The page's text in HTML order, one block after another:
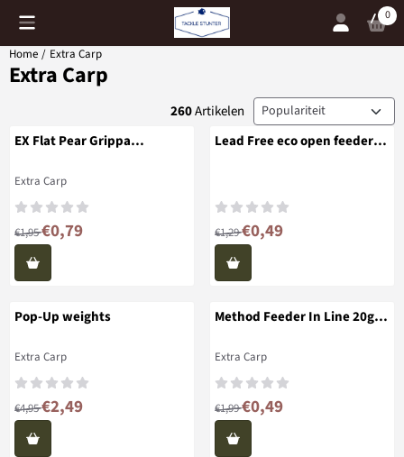
Cookievoorkeuren zijn momenteel gesloten. 0
Home / Extra Carp
Extra Carp
260Artikelen Sorteermethode
EX Flat Pear Grippa
Merk:
Extra Carp
Van 1,95 voor 0,79
€1,95€0,79
Lead Free eco open feeder
Van 1,29 voor 0,49
€1,29€0,49
Pop-Up weights
Merk:
Extra Carp
Van 4,95 voor 2,49
€4,95€2,49
Method Feeder In Line 20g -
Merk:
Extra Carp
Van 1,99 voor 0,49
€1,99€0,49